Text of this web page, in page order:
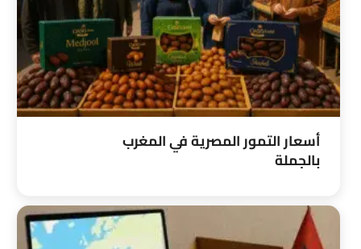
أسعار التمور المصرية في المغرب
بالجملة